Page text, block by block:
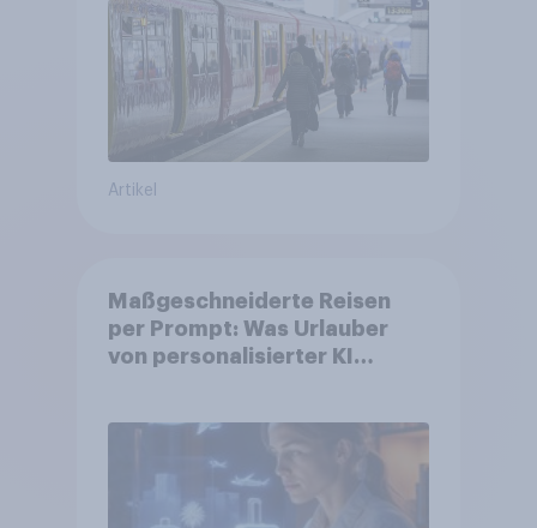
auf öffentliche
Verkehrsmittel um
Artikel
Maßgeschneiderte Reisen
per Prompt: Was Urlauber
von personalisierter KI
bereits genutzt werden